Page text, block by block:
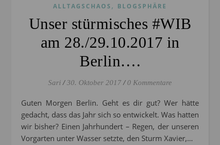
ALLTAGSCHAOS , BLOGSPHÄRE
Unser stürmisches #WIB
am 28./29.10.2017 in
Berlin….
Sari / 30. Oktober 2017 / 0 Kommentare
Guten Morgen Berlin. Geht es dir gut? Wer hätte
gedacht, dass das Jahr sich so entwickelt. Was hatten
wir bisher? Einen Jahrhundert – Regen, der unseren
Vorgarten unter Wasser setzte, den Sturm Xavier,…